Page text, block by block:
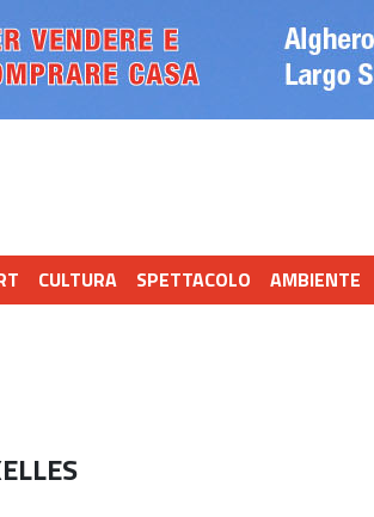
CULTURA SPETTACOLO AMBIENTE